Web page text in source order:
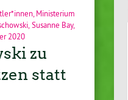
, Ministerium
, Susanne Bay,
2020
zu
statt